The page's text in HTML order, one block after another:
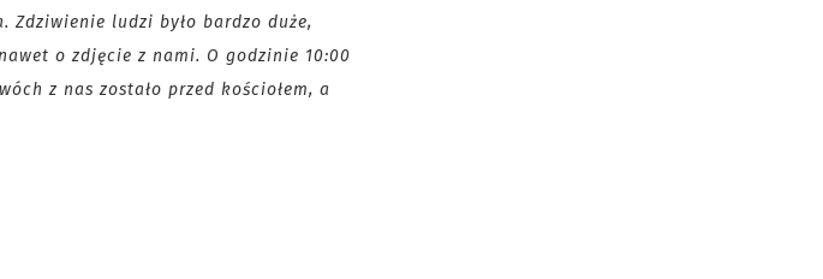
ludzi było bardzo duże,
o zdjęcie z nami. O godzinie 10:00
z nas zostało przed kościołem, a